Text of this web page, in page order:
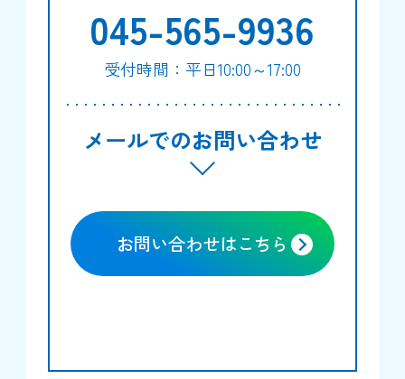
045-565-9936
受付時間：平日10:00～17:00
メールでのお問い合わせ
お問い合わせはこちら